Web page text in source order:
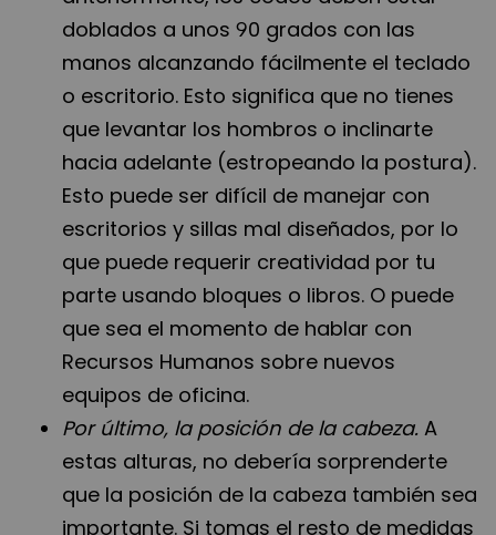
doblados a unos 90 grados con las
manos alcanzando fácilmente el teclado
o escritorio. Esto significa que no tienes
que levantar los hombros o inclinarte
hacia adelante (estropeando la postura).
Esto puede ser difícil de manejar con
escritorios y sillas mal diseñados, por lo
que puede requerir creatividad por tu
parte usando bloques o libros. O puede
que sea el momento de hablar con
Recursos Humanos sobre nuevos
equipos de oficina.
Por último, la posición de la cabeza. A
estas alturas, no debería sorprenderte
que la posición de la cabeza también sea
importante. Si tomas el resto de medidas